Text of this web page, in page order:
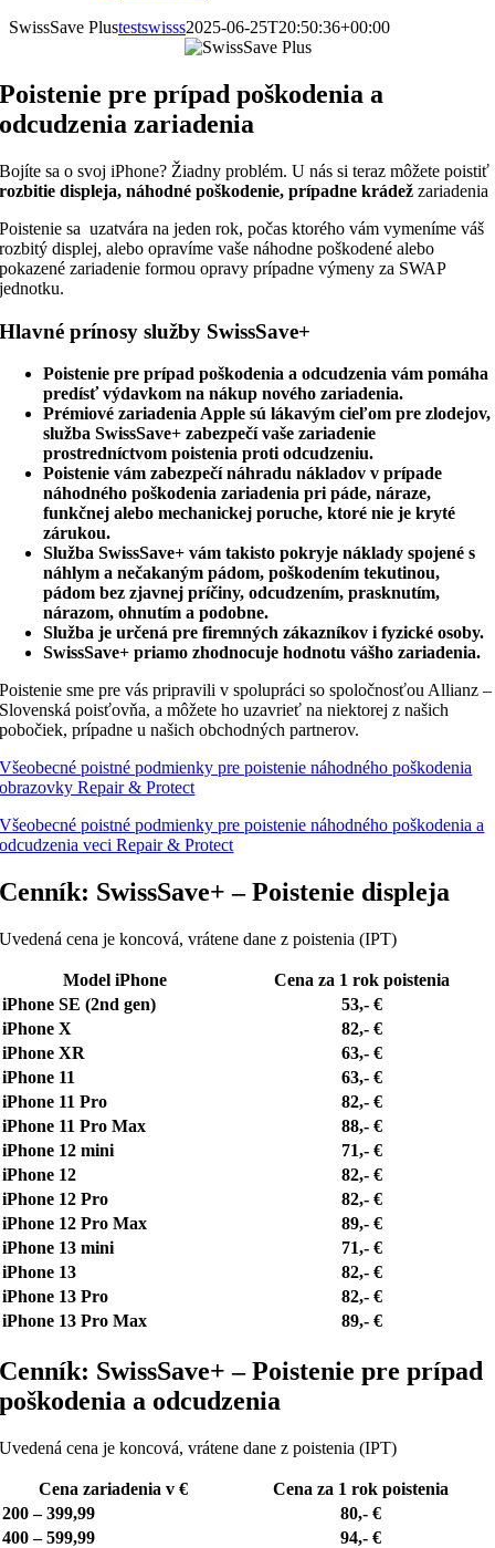
SwissSave Plustestswisss2025-06-25T20:50:36+00:00
Poistenie pre prípad poškodenia a
odcudzenia zariadenia
Bojíte sa o svoj iPhone? Žiadny problém. U nás si teraz môžete poistiť
rozbitie displeja, náhodné poškodenie, prípadne krádež zariadenia
Poistenie sa uzatvára na jeden rok, počas ktorého vám vymeníme váš
rozbitý displej, alebo opravíme vaše náhodne poškodené alebo
pokazené zariadenie formou opravy prípadne výmeny za SWAP
jednotku.
Hlavné prínosy služby SwissSave+
Poistenie pre prípad poškodenia a odcudzenia vám pomáha
predísť výdavkom na nákup nového zariadenia.
Prémiové zariadenia Apple sú lákavým cieľom pre zlodejov,
služba SwissSave+ zabezpečí vaše zariadenie
prostredníctvom poistenia proti odcudzeniu.
Poistenie vám zabezpečí náhradu nákladov v prípade
náhodného poškodenia zariadenia pri páde, náraze,
funkčnej alebo mechanickej poruche, ktoré nie je kryté
zárukou.
Služba SwissSave+ vám takisto pokryje náklady spojené s
náhlym a nečakaným pádom, poškodením tekutinou,
pádom bez zjavnej príčiny, odcudzením, prasknutím,
nárazom, ohnutím a podobne.
Služba je určená pre firemných zákazníkov i fyzické osoby.
SwissSave+ priamo zhodnocuje hodnotu vášho zariadenia.
Poistenie sme pre vás pripravili v spolupráci so spoločnosťou Allianz –
Slovenská poisťovňa, a môžete ho uzavrieť na niektorej z našich
pobočiek, prípadne u našich obchodných partnerov.
Všeobecné poistné podmienky pre poistenie náhodného poškodenia
obrazovky Repair & Protect
Všeobecné poistné podmienky pre poistenie náhodného poškodenia a
odcudzenia veci Repair & Protect
Cenník: SwissSave+ – Poistenie displeja
Uvedená cena je koncová, vrátene dane z poistenia (IPT)
Model iPhone
Cena za 1 rok poistenia
iPhone SE (2nd gen)
53,- €
iPhone X
82,- €
iPhone XR
63,- €
iPhone 11
63,- €
iPhone 11 Pro
82,- €
iPhone 11 Pro Max
88,- €
iPhone 12 mini
71,- €
iPhone 12
82,- €
iPhone 12 Pro
82,- €
iPhone 12 Pro Max
89,- €
iPhone 13 mini
71,- €
iPhone 13
82,- €
iPhone 13 Pro
82,- €
iPhone 13 Pro Max
89,- €
Cenník: SwissSave+ – Poistenie pre prípad
poškodenia a odcudzenia
Uvedená cena je koncová, vrátene dane z poistenia (IPT)
Cena zariadenia v €
Cena za 1 rok poistenia
200 – 399,99
80,- €
400 – 599,99
94,- €